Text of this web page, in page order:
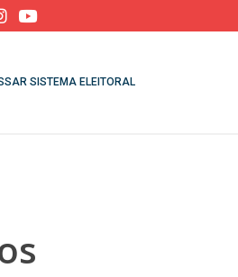
SISTEMA ELEITORAL